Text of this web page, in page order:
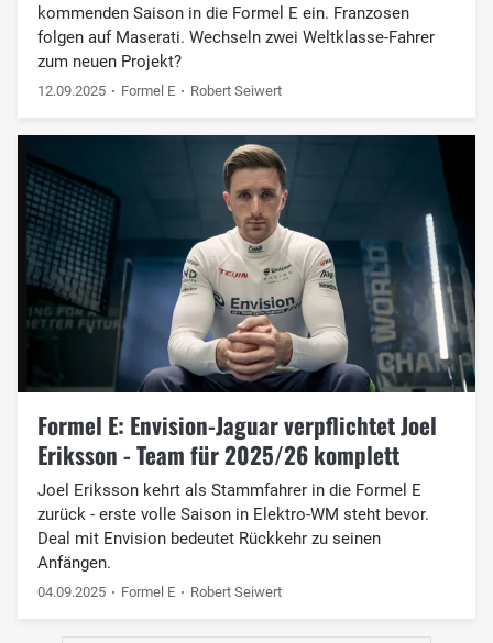
kommenden Saison in die Formel E ein. Franzosen
folgen auf Maserati. Wechseln zwei Weltklasse-Fahrer
zum neuen Projekt?
12.09.2025 Formel E Robert Seiwert
Formel E: Envision-Jaguar verpflichtet Joel
Eriksson - Team für 2025/26 komplett
Joel Eriksson kehrt als Stammfahrer in die Formel E
zurück - erste volle Saison in Elektro-WM steht bevor.
Deal mit Envision bedeutet Rückkehr zu seinen
Anfängen.
04.09.2025 Formel E Robert Seiwert